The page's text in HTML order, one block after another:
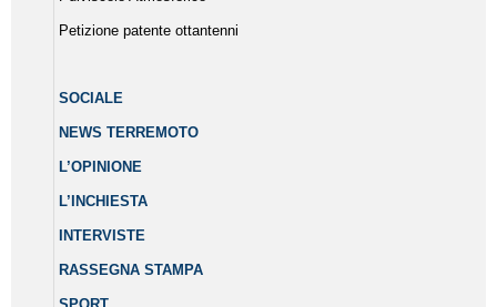
Petizione patente ottantenni
SOCIALE
NEWS TERREMOTO
L’OPINIONE
L’INCHIESTA
INTERVISTE
RASSEGNA STAMPA